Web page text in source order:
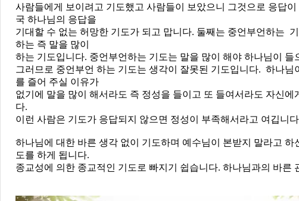
사람들에게 보이려고 기도했고 사람들이 보았으니 그것으로 응답
국 하나님의 응답을
기대할 수 없는 허망한 기도가 되고 맙니다. 둘째는 중언부언하는
하는 즉 말을 많이
하는 기도입니다. 중언부언하는 기도는 말을 많이 해야 하나님이 들
그러므로 중언부언 하는 기도는 생각이 잘못된 기도입니다. 하나님
를 즐어 주실 이유가
없기에 말을 많이 해서라도 즉 정성을 들이고 또 들여서라도 자신에
다.
이런 사람은 기도가 응답되지 않으면 정성이 부족해서라고 여깁니
하나님에 대한 바른 생각 없이 기도하며 예수님이 본받지 말라고 하
도를 하게 됩니다.
종교성에 의한 종교적인 기도로 빠지기 쉽습니다. 하나님과의 바른